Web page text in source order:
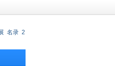
名录 2